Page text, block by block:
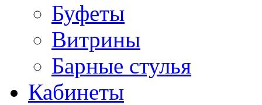
Буфеты
Витрины
Барные стулья
Кабинеты